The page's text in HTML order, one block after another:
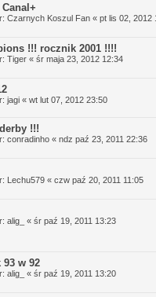
Czarnych Koszul Fan « pt lis 02, 2012
!!! rocznik 2001 !!!!
Tiger « śr maja 23, 2012 12:34
jagi « wt lut 07, 2012 23:50
!!!
conradinho « ndz paź 23, 2011 22:36
Lechu579 « czw paź 20, 2011 11:05
alig_ « śr paź 19, 2011 13:23
93 w 92
alig_ « śr paź 19, 2011 13:20